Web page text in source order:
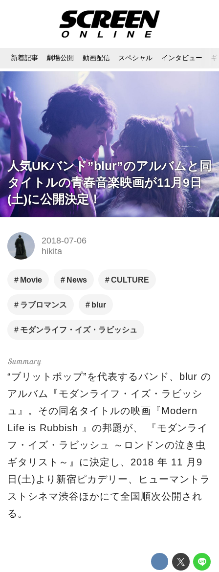
新着記事 劇場公開 動画配信 スペシャル インタビュー
人気UKバンド”blur”のアルバムと同
タイトルの青春音楽映画が11月9日
(土)に公開決定！
2018-07-06
hikita
Movie News CULTURE
ラブロマンス blur
モダンライフ・イズ・ラビッシュ
“ブリットポップ”を代表するバンド、blur の
アルバム『モダンライフ・イズ・ラビッシ
ュ』。その同名タイトルの映画『Modern
Life is Rubbish 』の邦題が、 『モダンライ
フ・イズ・ラビッシュ ～ロンドンの泣き虫
ギタリスト～』に決定し、2018 年 11 月9
日(土)より新宿ピカデリー、ヒューマントラ
ストシネマ渋谷ほかにて全国順次公開され
る。